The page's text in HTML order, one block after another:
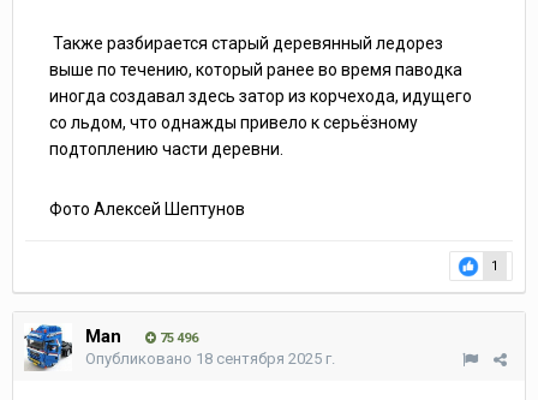
Также разбирается старый деревянный ледорез
выше по течению, который ранее во время паводка
иногда создавал здесь затор из корчехода, идущего
со льдом, что однажды привело к серьёзному
подтоплению части деревни.
Фото Алексей Шептунов
1
Man 75 496
Опубликовано 18 сентября 2025 г.